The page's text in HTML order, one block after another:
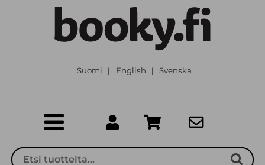
Suomi | English | Svenska